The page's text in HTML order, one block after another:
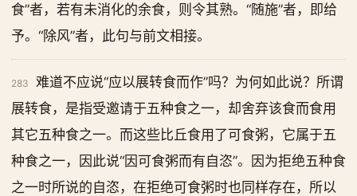
食”者，若有未消化的余食，则令其熟。“随施”者，即给
予。“除风”者，此句与前文相接。
283
难道不应说“应以展转食而作”吗？为何如此说？所谓
展转食，是指受邀请于五种食之一，却舍弃该食而食用
其它五种食之一。而这些比丘食用了可食粥，它属于五
种食之一，因此说“因可食粥而有自恣”。因为拒绝五种食
之一时所说的自恣，在拒绝可食粥时也同样存在，所以